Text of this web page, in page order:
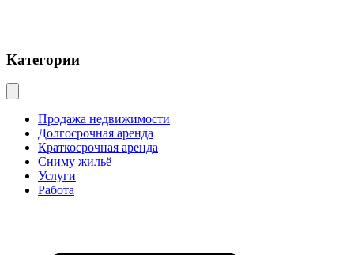
Категории
Продажа недвижимости
Долгосрочная аренда
Краткосрочная аренда
Сниму жильё
Услуги
Работа